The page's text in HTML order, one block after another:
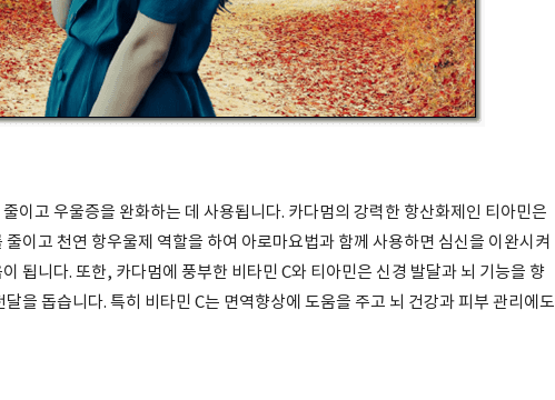
이고 우울증을 완화하는 데 사용됩니다. 카다멈의 강력한 항산화제인 티아민은
줄이고 천연 항우울제 역할을 하여 아로마요법과 함께 사용하면 심신을 이완시켜
됩니다. 또한, 카다멈에 풍부한 비타민 C와 티아민은 신경 발달과 뇌 기능을 향
달을 돕습니다. 특히 비타민 C는 면역향상에 도움을 주고 뇌 건강과 피부 관리에도